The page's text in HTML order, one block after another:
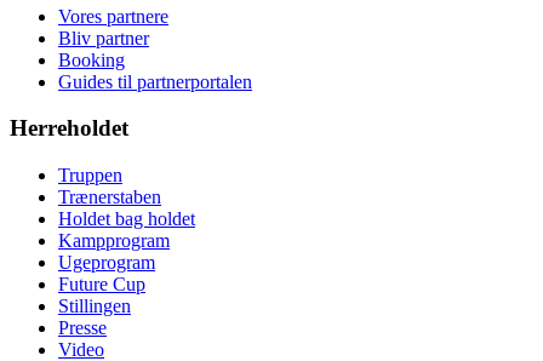
Vores partnere
Bliv partner
Booking
Guides til partnerportalen
Herreholdet
Truppen
Trænerstaben
Holdet bag holdet
Kampprogram
Ugeprogram
Future Cup
Stillingen
Presse
Video